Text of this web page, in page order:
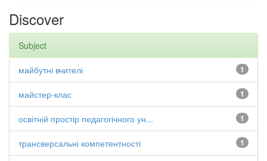
Discover
Subject
1
майбутні вчителі
1
майстер-клас
1
освітній простір педагогічного ун...
1
трансверсальні компетентності